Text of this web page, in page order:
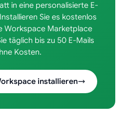
in eine personalisierte E-
Sie es kostenlos
Workspace Marketplace
täglich bis zu 50 E-Mails
Kosten.
installieren